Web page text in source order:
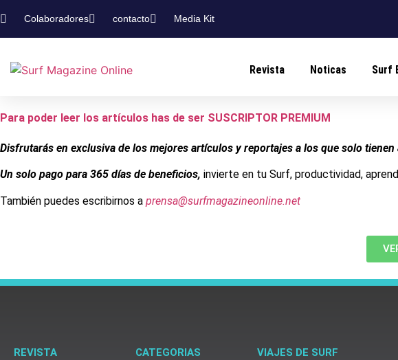
Colaboradores contacto Media Kit
Revista Noticas Surf
Para poder leer los artículos has de ser SUSCRIPTOR PREMIUM
Disfrutarás en exclusiva de los mejores artículos y reportajes a los que solo
Un solo pago para 365 días de beneficios, invierte en tu Surf, productividad,
También puedes escribirnos a prensa@surfmagazineonline.net
REVISTA CATEGORIAS VIAJES DE SURF